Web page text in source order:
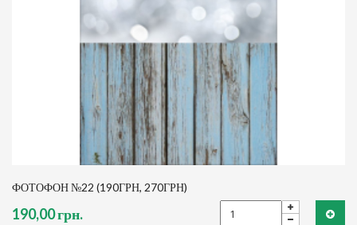
ФОТОФОН №22 (190ГРН, 270ГРН)
190,00 грн.